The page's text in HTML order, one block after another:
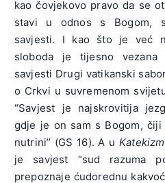
kao čovjekovo pravo da se
stavi u odnos s Bogom,
savjesti. I kao što je već
sloboda je tijesno
savjesti Drugi vatikanski
o Crkvi u suvremenom
“Savjest je najskrovitija
gdje je on sam s Bogom,
nutrini” (GS 16). A u
je savjest “sud razuma
prepoznaje ćudorednu